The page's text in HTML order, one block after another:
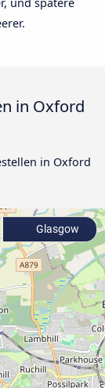
in Oxford
in Oxford
Glasgow